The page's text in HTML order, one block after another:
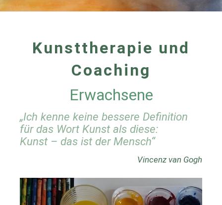
Kunsttherapie und
Coaching
Erwachsene
„Ich kenne keine bessere Definition
für das Wort Kunst als diese:
Kunst – das ist der Mensch“
Vincenz van Gogh